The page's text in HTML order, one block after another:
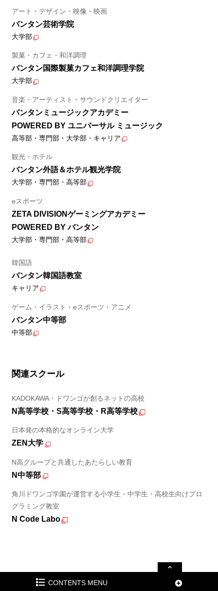
アート・デザイン・映像・映画
バンタン芸術学院
大学部
製菓・カフェ・和洋調理
バンタン国際製菓カフェ和洋調理学院
大学部
音楽・アーティスト・サウンドクリエイター
バンタンミュージックアカデミー
POWERED BY ユニバーサル ミュージック
高等部・専門部・大学部・キャリア
観光・ホテル
バンタン外語＆ホテル観光学院
大学部・専門部・高等部
eスポーツ
ZETA DIVISIONゲーミングアカデミー
POWERED BY バンタン
大学部・専門部・高等部
韓国語
バンタン韓国語教室
キャリア
ゲーム・イラスト・eスポーツ・アニメ
バンタン中等部
中等部
関連スクール
KADOKAWA・ドワンゴが創るネットの高校
N高等学校・S高等学校・R高等学校
日本発の本格的なオンライン大学
ZEN大学
N高グループと共通したあたらしい教育
N中等部
角川ドワンゴ学園が運営する小学生・中学生・高校生向けプロ
グラミング教室
N Code Labo
CONTENTS MENU